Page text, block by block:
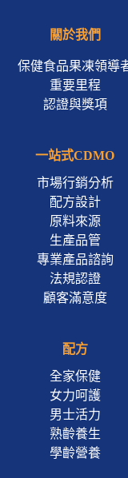
關於我們
保健食品果凍領導
重要里程
認證與獎項
一站式CDMO
市場行銷分析
配方設計
原料來源
生產品管
專業產品諮詢
法規認證
顧客滿意度
配方
全家保健
女力呵護
男士活力
熟齡養生
學齡營養